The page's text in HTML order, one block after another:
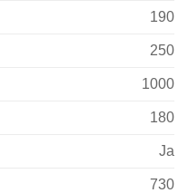
190
250
1000
180
Ja
730